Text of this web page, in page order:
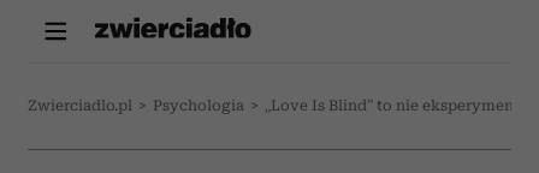
Zwierciadlo.pl > Psychologia > „Love Is Blind” to nie eksperyment,